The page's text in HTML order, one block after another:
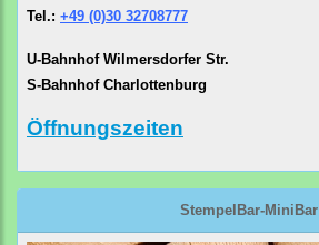
Tel.: +49 (0)30 32708777
U-Bahnhof Wilmersdorfer Str.
S-Bahnhof Charlottenburg
Öffnungszeiten
StempelBar-MiniBar